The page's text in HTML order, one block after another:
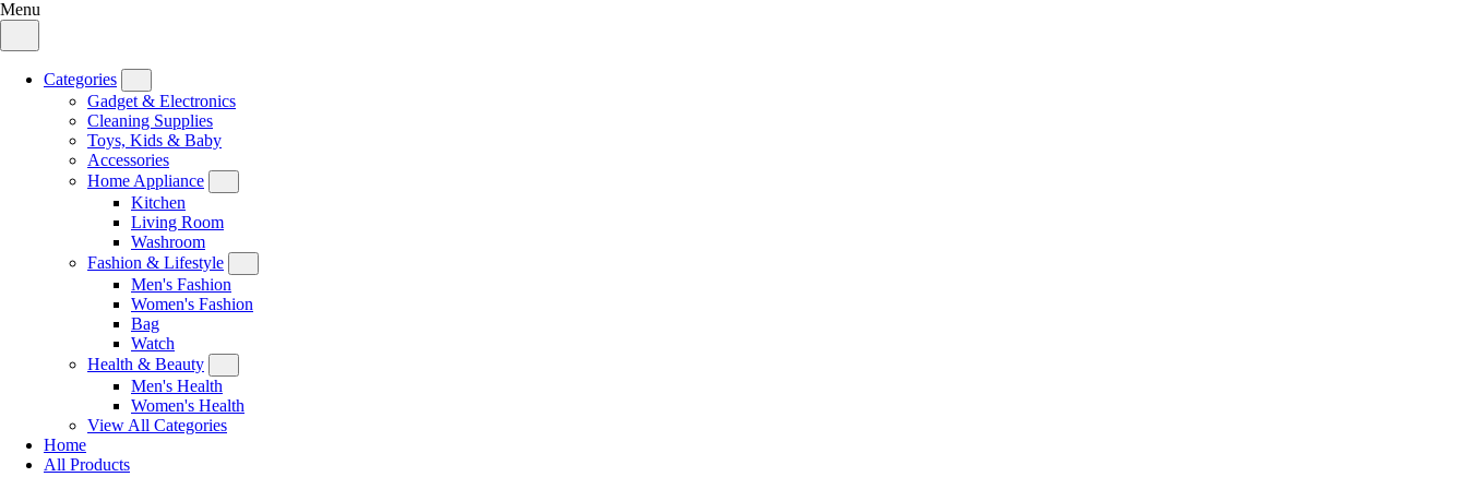
Menu
Categories
Gadget & Electronics
Cleaning Supplies
Toys, Kids & Baby
Accessories
Home Appliance
Kitchen
Living Room
Washroom
Fashion & Lifestyle
Men's Fashion
Women's Fashion
Bag
Watch
Health & Beauty
Men's Health
Women's Health
View All Categories
Home
All Products